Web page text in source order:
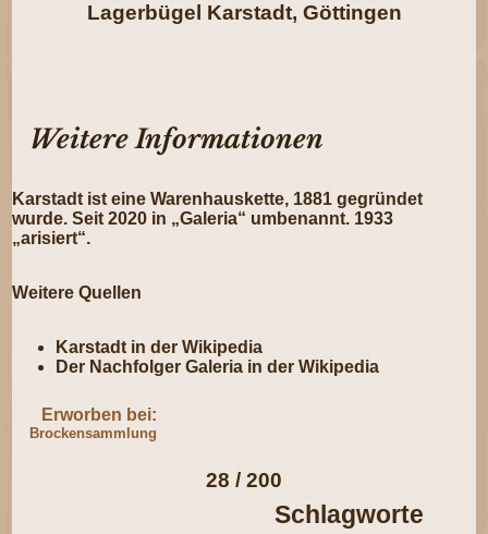
Lagerbügel Karstadt, Göttingen
Weitere Informationen
Erworben bei:
Brockensammlung
Karstadt ist eine Warenhauskette, 1881 gegründet
wurde. Seit 2020 in „Galeria“ umbenannt. 1933
„arisiert“.
Weitere Quellen
Karstadt in der Wikipedia
Der NachfolgerGaleria in der Wikipedia
28 / 200
Schlagworte